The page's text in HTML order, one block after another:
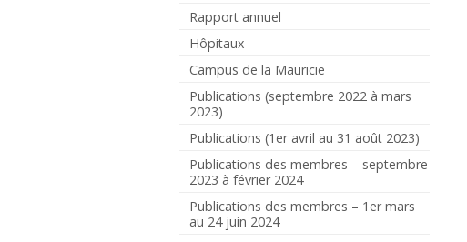
Rapport annuel
Hôpitaux
Campus de la Mauricie
Publications (septembre 2022 à mars
2023)
Publications (1er avril au 31 août 2023)
Publications des membres – septembre
2023 à février 2024
Publications des membres – 1er mars
au 24 juin 2024